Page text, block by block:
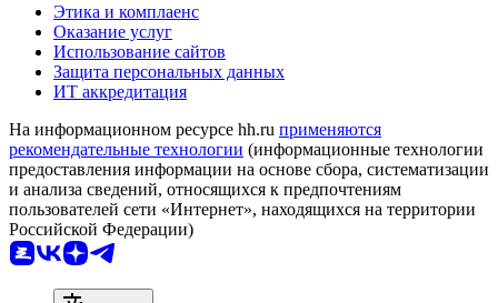
Этика и комплаенс
Оказание услуг
Использование сайтов
Защита персональных данных
ИТ аккредитация
На информационном ресурсе hh.ru применяются
рекомендательные технологии (информационные технологии
предоставления информации на основе сбора, систематизации
и анализа сведений, относящихся к предпочтениям
пользователей сети «Интернет», находящихся на территории
Российской Федерации)